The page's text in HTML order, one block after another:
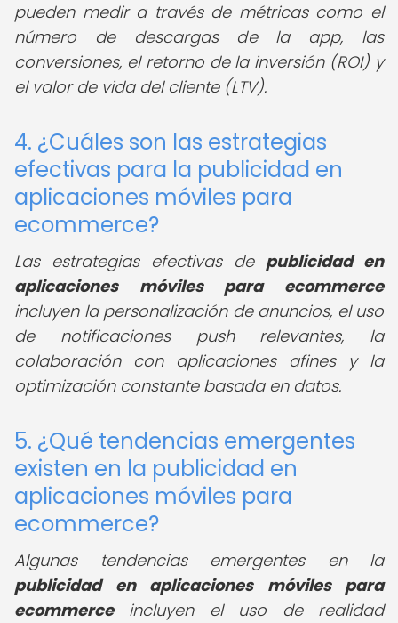
pueden medir a través de métricas como el
número de descargas de la app, las
conversiones, el retorno de la inversión (ROI) y
el valor de vida del cliente (LTV).
4. ¿Cuáles son las estrategias
efectivas para la publicidad en
aplicaciones móviles para
ecommerce?
Las estrategias efectivas de publicidad en
aplicaciones móviles para ecommerce
incluyen la personalización de anuncios, el uso
de notificaciones push relevantes, la
colaboración con aplicaciones afines y la
optimización constante basada en datos.
5. ¿Qué tendencias emergentes
existen en la publicidad en
aplicaciones móviles para
ecommerce?
Algunas tendencias emergentes en la
publicidad en aplicaciones móviles para
ecommerceincluyen el uso de realidad